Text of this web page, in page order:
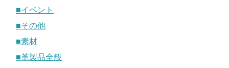
■イベント
■その他
■素材
■革製品全般